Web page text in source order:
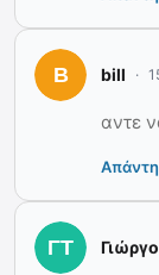
bill
αντε